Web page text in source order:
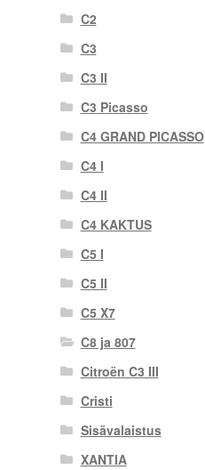
C2
C3
C3 II
C3 Picasso
C4 GRAND PICASSO
C4 I
C4 II
C4 KAKTUS
C5 I
C5 II
C5 X7
C8 ja 807
Citroën C3 III
Cristi
Sisävalaistus
XANTIA